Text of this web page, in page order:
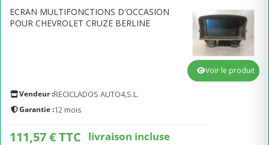
ECRAN MULTIFONCTIONS D'OCCASION
POUR CHEVROLET CRUZE BERLINE
Vendeur :RECICLADOS AUTO4,S.L.
Garantie :12 mois
111,57 € TTC livraison incluse
Voir le produit